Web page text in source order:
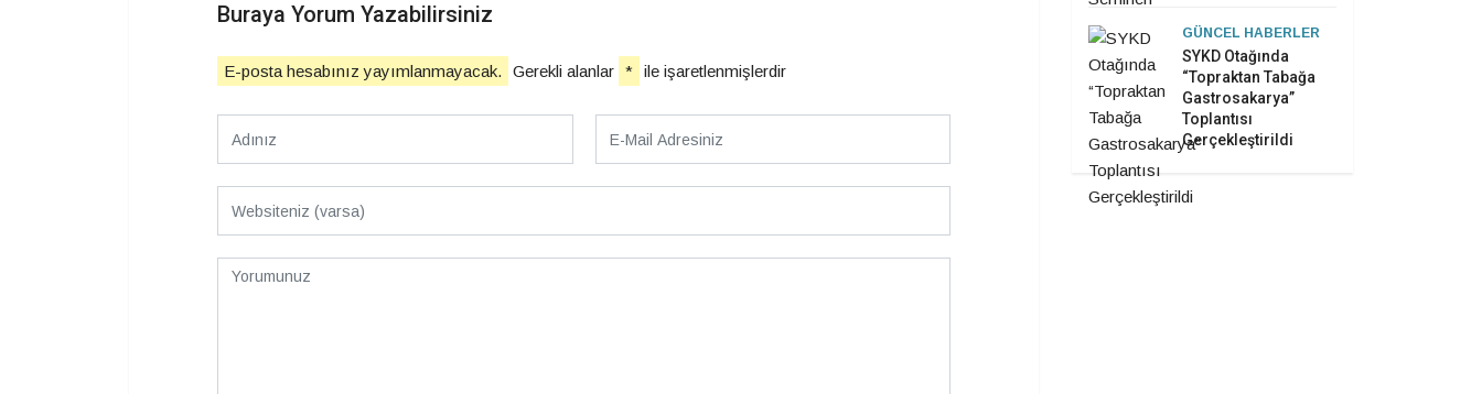
Buraya Yorum Yazabilirsiniz
E-posta hesabınız yayımlanmayacak. Gerekli alanlar * ile işaretlenmişlerdir
GÜNCEL HABERLER
SYKD Otağında
“Topraktan Tabağa
Gastrosakarya”
Toplantısı
Gerçekleştirildi